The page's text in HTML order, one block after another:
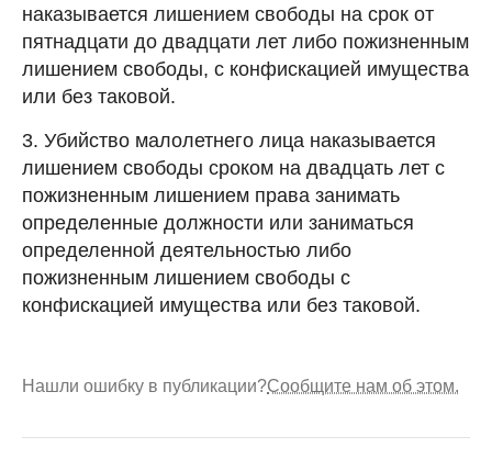
наказывается лишением свободы на срок от
пятнадцати до двадцати лет либо пожизненным
лишением свободы, с конфискацией имущества
или без таковой.
3. Убийство малолетнего лица наказывается
лишением свободы сроком на двадцать лет с
пожизненным лишением права занимать
определенные должности или заниматься
определенной деятельностью либо
пожизненным лишением свободы с
конфискацией имущества или без таковой.
Нашли ошибку в публикации?Сообщите нам об этом.